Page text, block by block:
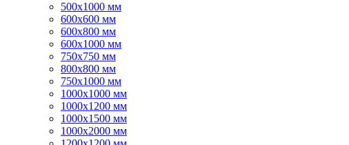
500x1000 мм
600x600 мм
600x800 мм
600x1000 мм
750x750 мм
800x800 мм
750x1000 мм
1000x1000 мм
1000x1200 мм
1000x1500 мм
1000x2000 мм